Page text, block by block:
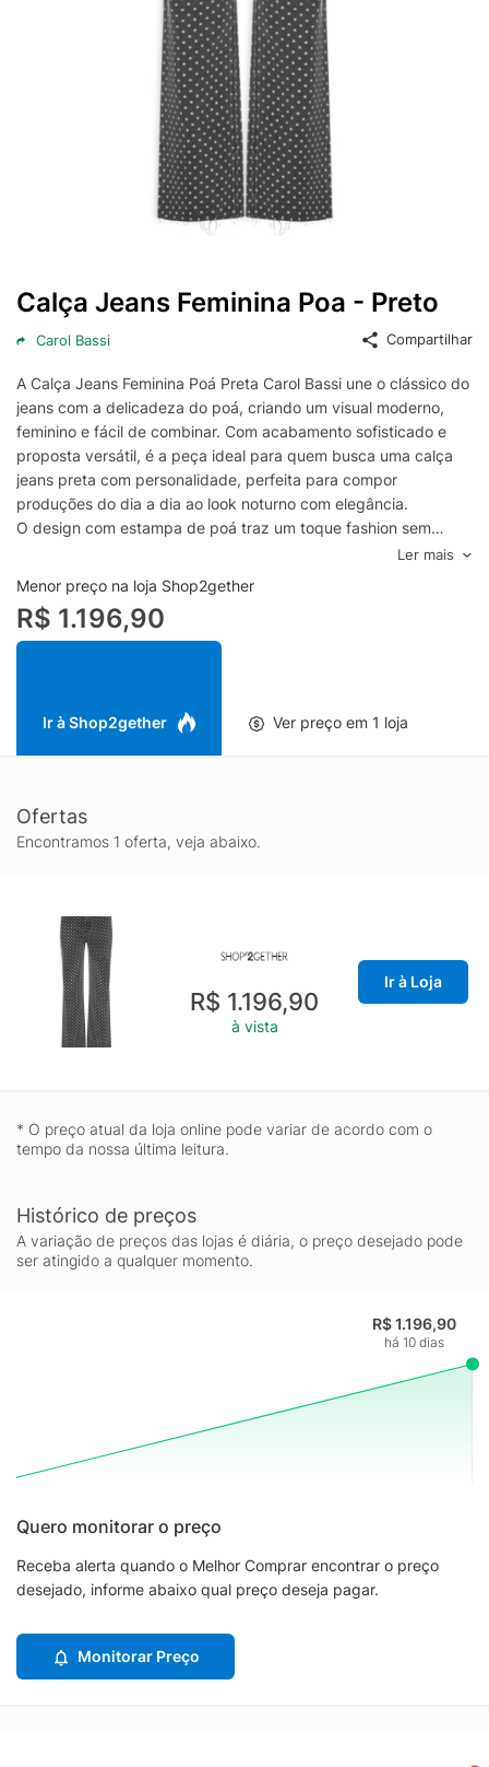
Calça Jeans Feminina Poa - Preto
Carol Bassi Compartilhar
A Calça Jeans Feminina Poá Preta Carol Bassi une o clássico do
jeans com a delicadeza do poá, criando um visual moderno,
feminino e fácil de combinar. Com acabamento sofisticado e
proposta versátil, é a peça ideal para quem busca uma calça
jeans preta com personalidade, perfeita para compor
produções do dia a dia ao look noturno com elegância.
O design com estampa de poá traz um toque fashion sem
perder a atemporalidade, valorizando combinações com
camisas, t-shirts, tricôs e blazers. A calça jeans feminina poá na
cor preta funciona muito bem com tênis, botas ou salto,
permitindo transitar entre estilos casual, urbano e mais refinado
com praticidade. Uma escolha certeira para atualizar o guarda-
Ler mais
Menor preço na loja Shop2gether
R$ 1.196,90
Ir à Shop2gether Ver preço em 1 loja
Ofertas
Encontramos 1 oferta, veja abaixo.
R$ 1.196,90
à vista
Ir à Loja
* O preço atual da loja online pode variar de acordo com o
tempo da nossa última leitura.
Histórico de preços
A variação de preços das lojas é diária, o preço desejado pode
ser atingido a qualquer momento.
R$ 1.196,90
há 10 dias
Quero monitorar o preço
Receba alerta quando o Melhor Comprar encontrar o preço
desejado, informe abaixo qual preço deseja pagar.
Monitorar Preço